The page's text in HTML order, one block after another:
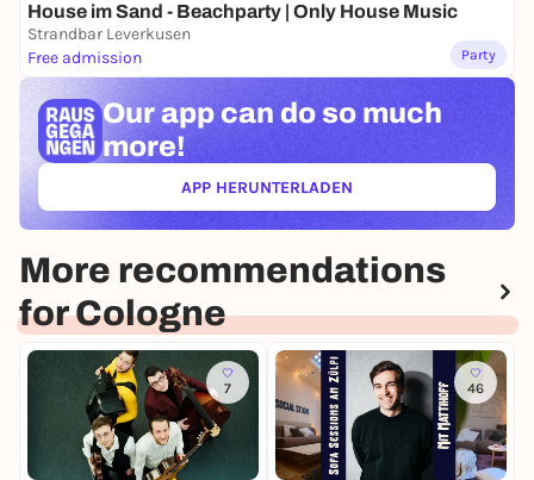
House im Sand - Beachparty | Only House Music
Strandbar Leverkusen
Free admission
Party
Our app can do so much
more!
APP HERUNTERLADEN(ÖFFNET IN NEUEM TAB)
More recommendations
for Cologne
7 46